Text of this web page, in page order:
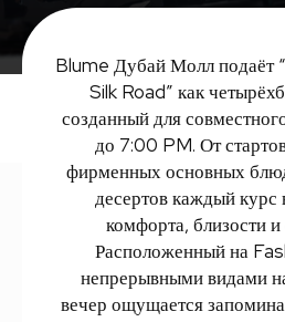
Blume Дубай Молл
Silk Road” как
созданный для
до 7:00 PM. От
фирменных основных
десертов каждый курс
комфорта, близости и
Расположенный на
непрерывными видами
вечер ощущается